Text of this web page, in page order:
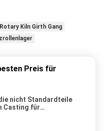
Kiln Girth Gang
Preis für
nicht Standardteile
Casting für